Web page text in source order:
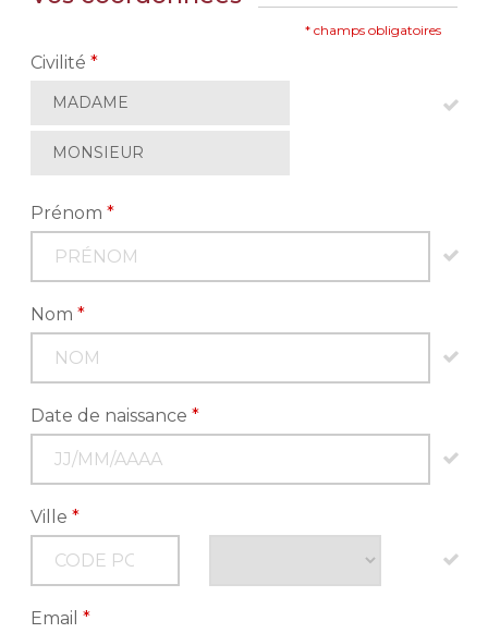
* champs obligatoires
Civilité*
MADAME
MONSIEUR
Prénom*
Nom*
Date de naissance*
Ville*
Email*